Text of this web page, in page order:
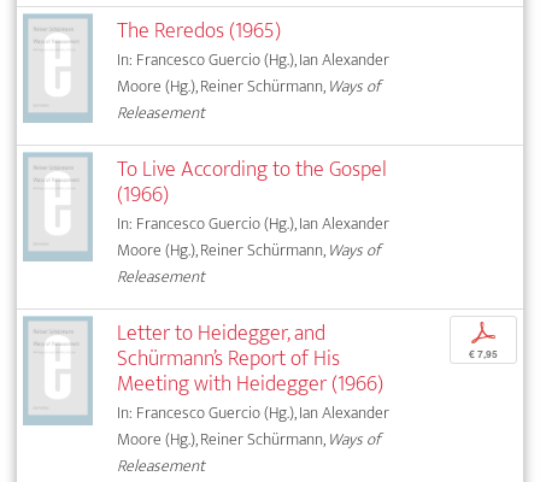
The Reredos (1965)
In: Francesco Guercio (Hg.), Ian Alexander
Moore (Hg.), Reiner Schürmann,Ways of
Releasement
To Live According to the Gospel
(1966)
In: Francesco Guercio (Hg.), Ian Alexander
Moore (Hg.), Reiner Schürmann,Ways of
Releasement
Letter to Heidegger, and
Schürmann’s Report of His
Meeting with Heidegger (1966)
In: Francesco Guercio (Hg.), Ian Alexander
Moore (Hg.), Reiner Schürmann,Ways of
Releasement
p
€ 7,95